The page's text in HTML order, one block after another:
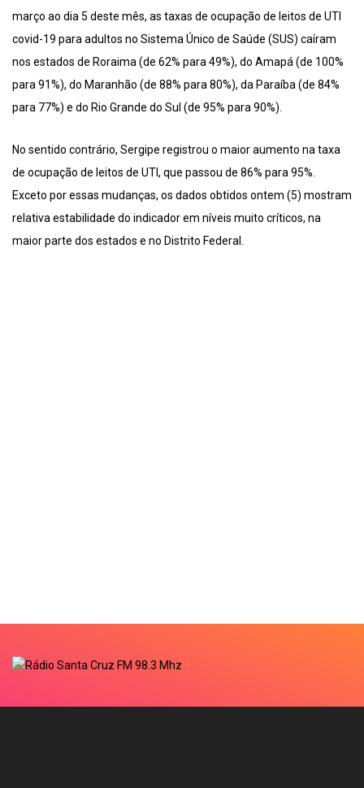
março ao dia 5 deste mês, as taxas de ocupação de leitos de UTI
covid-19 para adultos no Sistema Único de Saúde (SUS) caíram
nos estados de Roraima (de 62% para 49%), do Amapá (de 100%
para 91%), do Maranhão (de 88% para 80%), da Paraíba (de 84%
para 77%) e do Rio Grande do Sul (de 95% para 90%).
No sentido contrário, Sergipe registrou o maior aumento na taxa
de ocupação de leitos de UTI, que passou de 86% para 95%.
Exceto por essas mudanças, os dados obtidos ontem (5) mostram
relativa estabilidade do indicador em níveis muito críticos, na
maior parte dos estados e no Distrito Federal.